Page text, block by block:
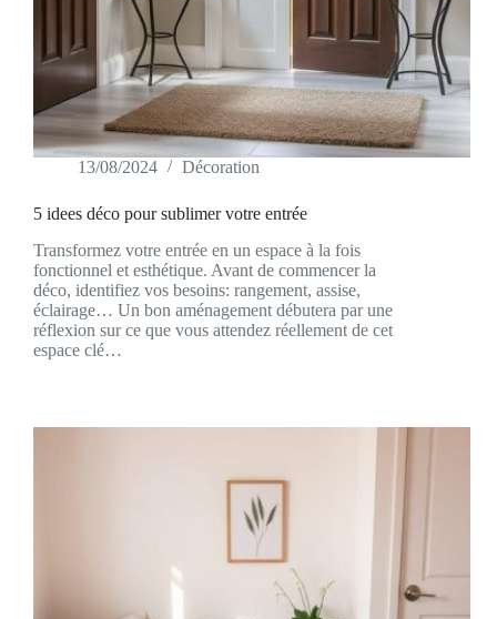
13/08/2024 Décoration
5 idees déco pour sublimer votre entrée
Transformez votre entrée en un espace à la fois
fonctionnel et esthétique. Avant de commencer la
déco, identifiez vos besoins: rangement, assise,
éclairage… Un bon aménagement débutera par une
réflexion sur ce que vous attendez réellement de cet
espace clé…